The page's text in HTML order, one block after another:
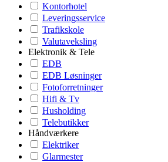
Kontorhotel
Leveringsservice
Trafikskole
Valutaveksling
Elektronik & Tele
EDB
EDB Løsninger
Fotoforretninger
Hifi & Tv
Husholding
Telebutikker
Håndværkere
Elektriker
Glarmester